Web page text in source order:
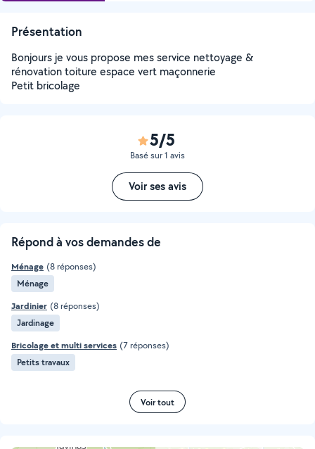
Présentation
Bonjours je vous propose mes service nettoyage &
rénovation toiture espace vert maçonnerie
Petit bricolage
5/5
Basé sur 1 avis
Voir ses avis
Répond à vos demandes de
Ménage (8 réponses)
Ménage
Jardinier (8 réponses)
Jardinage
Bricolage et multi services (7 réponses)
Petits travaux
Voir tout